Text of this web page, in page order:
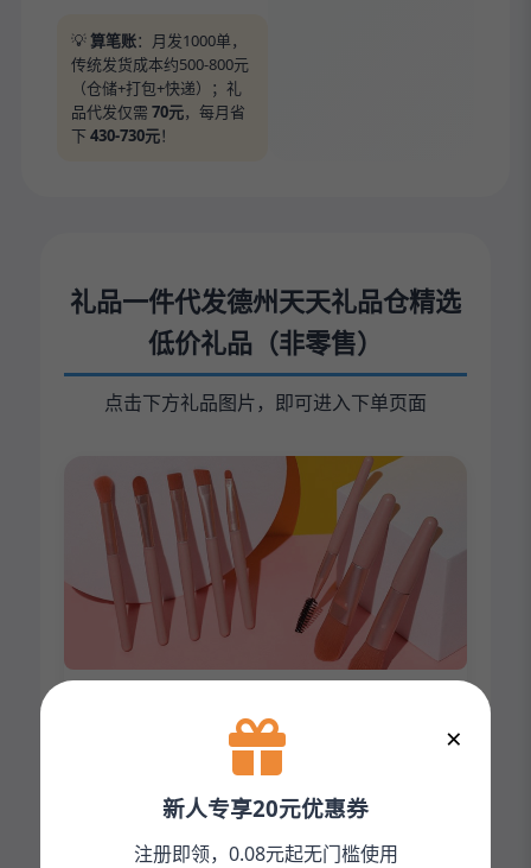
💡算笔账：月发1000单，
传统发货成本约500-800元
（仓储+打包+快递）；礼
品代发仅需 70元，每月省
下430-730元！
礼品一件代发德州天天礼品仓精选
低价礼品（非零售）
点击下方礼品图片，即可进入下单页面
龙化妆刷软毛腮红眼影刷美妆工具
×
新人专享20元优惠券
注册即领，0.08元起无门槛使用